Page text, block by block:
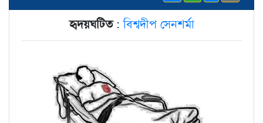
হৃদয়ঘটিত:বিশ্বদীপ সেনশর্মা